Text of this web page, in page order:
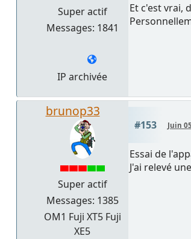
Super actif
Messages: 1841
IP archivée
Et c'est vrai,
brunop33
Super actif
Messages: 1385
OM1 Fuji XT5 Fuji
XE5
#153 Juin
Essai de
J'ai relevé